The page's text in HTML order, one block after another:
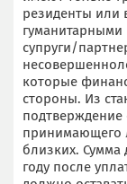
резиденты или
супруги/
которые
стороны. Из
подтверждение
принимающего
близких. Сумма
году после